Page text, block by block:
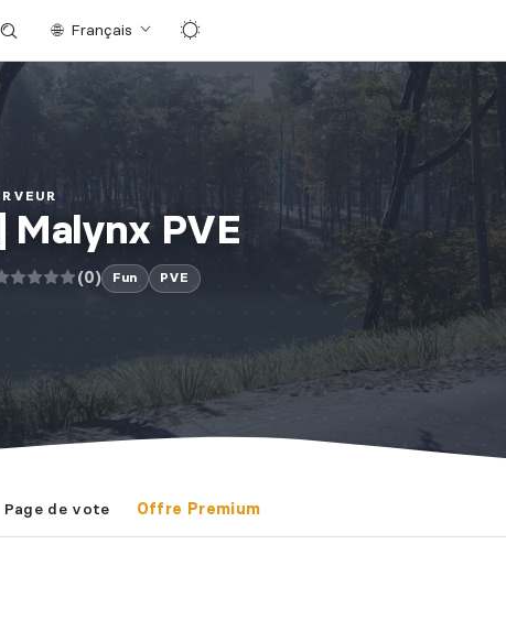
Français
Malynx PVE
(0) Fun PVE
Page de vote Offre Premium